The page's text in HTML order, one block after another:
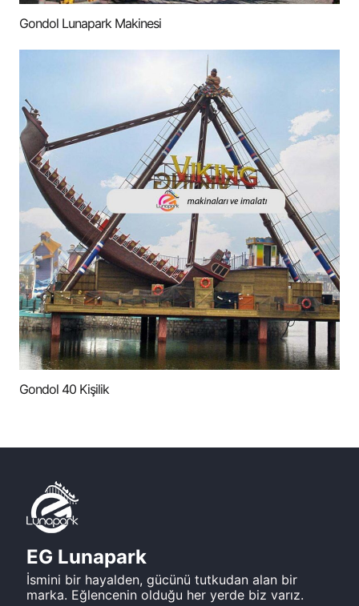
Gondol Lunapark Makinesi
Gondol 40 Kişilik
EG Lunapark
İsmini bir hayalden, gücünü tutkudan alan bir
marka. Eğlencenin olduğu her yerde biz varız.